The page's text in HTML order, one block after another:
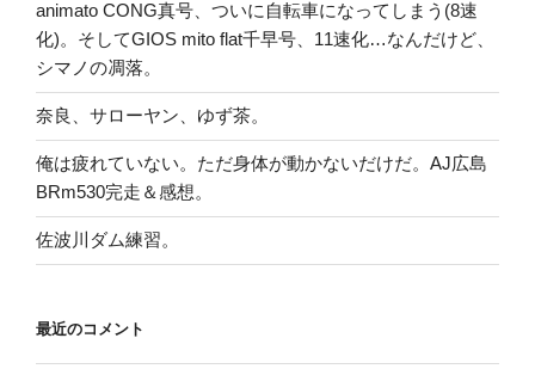
animato CONG真号、ついに自転車になってしまう(8速
化)。そしてGIOS mito flat千早号、11速化…なんだけど、
シマノの凋落。
奈良、サローヤン、ゆず茶。
俺は疲れていない。ただ身体が動かないだけだ。AJ広島
BRm530完走＆感想。
佐波川ダム練習。
最近のコメント